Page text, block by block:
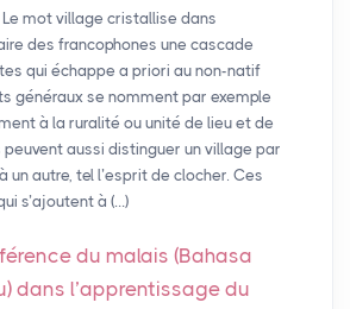
Le mot village cristallise dans
des francophones une cascade
qui échappe a priori au non-natif
généraux se nomment par exemple
à la ruralité ou unité de lieu et de
peuvent aussi distinguer un village par
un autre, tel l’esprit de clocher. Ces
s’ajoutent à (…)
du malais (Bahasa
dans l’apprentissage du